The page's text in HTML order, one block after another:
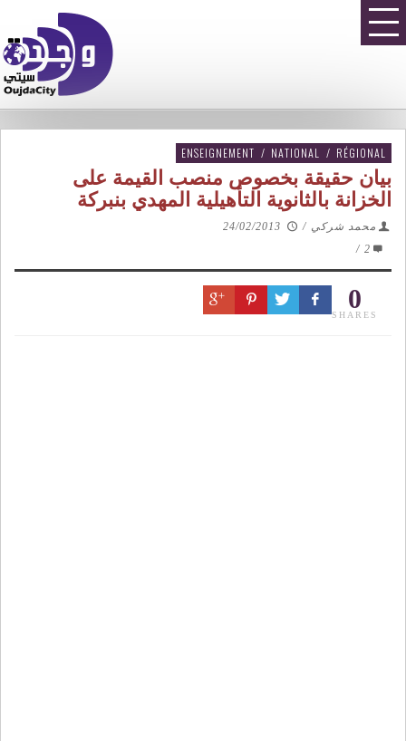
ENSEIGNEMENT / NATIONAL / RÉGIONAL
بيان حقيقة بخصوص منصب القيمة على
الخزانة بالثانوية التأهيلية المهدي بنبركة
محمد شركي /
24/02/2013
2
/
0
SHARES